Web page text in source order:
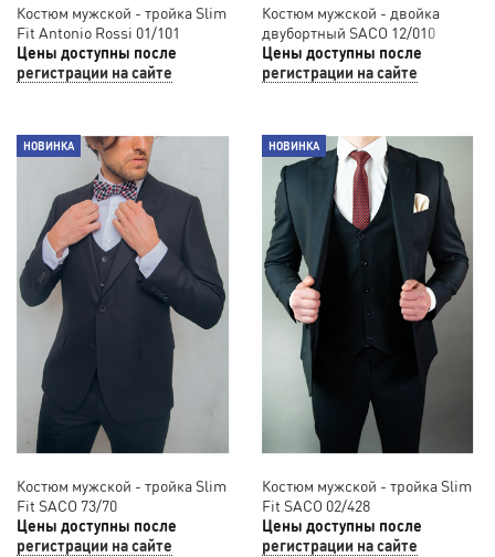
Костюм мужской - тройка Slim
Fit Antonio Rossi 01/101
Цены доступны после
регистрации на сайте
Костюм мужской - двойка
двубортный SACO 12/010
Цены доступны после
регистрации на сайте
НОВИНКА
Костюм мужской - тройка Slim
Fit SACO 73/70
Цены доступны после
регистрации на сайте
НОВИНКА
Костюм мужской - тройка Slim
Fit SACO 02/428
Цены доступны после
регистрации на сайте